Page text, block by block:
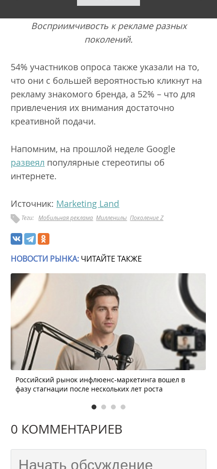
Восприимчивость к рекламе разных
поколений.
54% участников опроса также указали на то,
что они с большей вероятностью кликнут на
рекламу знакомого бренда, а 52% – что для
привлечения их внимания достаточно
креативной подачи.
Напомним, на прошлой неделе Google
развеял популярные стереотипы об
интернете.
Источник: Marketing Land
Теги: Мобильная реклама Милленилы Поколение Z
НОВОСТИ РЫНКА: ЧИТАЙТЕ ТАКЖЕ
Российский рынок инфлюенс-маркетинга вошел в
фазу стагнации после нескольких лет роста
0 КОММЕНТАРИЕВ